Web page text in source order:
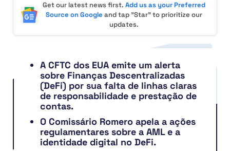
Get our latest news first. Add us as your Preferred
Source on Google and tap "Star" to prioritize our
updates.
A CFTC dos EUA emite um alerta
sobre Finanças Descentralizadas
(DeFi) por sua falta de linhas claras
de responsabilidade e prestação de
contas.
O Comissário Romero apela a ações
regulamentares sobre a AML e a
identidade digital no DeFi.